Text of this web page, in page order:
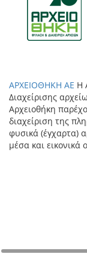
ΑΡΧΕΙΟΘΗΚΗ ΑΕ Η
Διαχείρισης
Αρχειοθήκη
διαχείριση της
φυσικά (έγχαρτα)
μέσα και